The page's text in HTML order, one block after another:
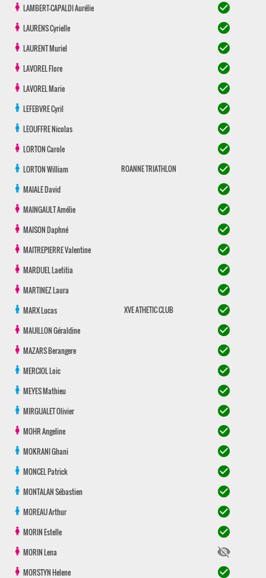
LAMBERT-CAPALDIAurélie check_circle
LAURENSCyrielle check_circle
LAURENTMuriel check_circle
LAVORELFlore check_circle
LAVORELMarie check_circle
LEFEBVRECyril check_circle
LEOUFFRENicolas check_circle
LORTONCarole check_circle
LORTONWilliam ROANNE TRIATHLON check_circle
MAIALEDavid check_circle
MAINGAULTAmélie check_circle
MAISONDaphné check_circle
MAITREPIERREValentine check_circle
MARDUELLaetitia check_circle
MARTINEZLaura check_circle
MARXLucas XVE ATHETIC CLUB check_circle
MAUILLONGéraldine check_circle
MAZARSBerangere check_circle
MERCIOLLoic check_circle
MEYESMathieu check_circle
MIRGUALETOlivier check_circle
MOHRAngeline check_circle
MOKRANIGhani check_circle
MONCELPatrick check_circle
MONTALANSébastien check_circle
MOREAUArthur check_circle
MORINEstelle check_circle
MORINLena visibility_off
MORSTYNHelene check_circle